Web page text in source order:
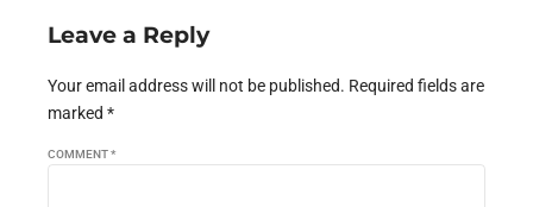
Leave a Reply
Your email address will not be published. Required fields are
marked *
COMMENT*